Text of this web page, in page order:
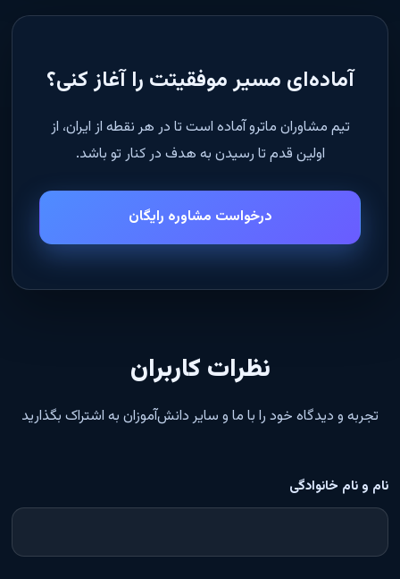
آماده‌ای مسیر موفقیتت را آغاز کنی؟
تیم مشاوران ماترو آماده است تا در هر نقطه از ایران، از
اولین قدم تا رسیدن به هدف در کنار تو باشد.
درخواست مشاوره رایگان
نظرات کاربران
تجربه و دیدگاه خود را با ما و سایر دانش‌آموزان به اشتراک بگذارید
نام و نام خانوادگی